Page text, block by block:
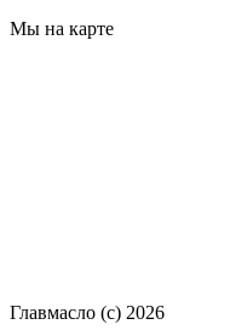
Мы на карте
Главмасло (с) 2026